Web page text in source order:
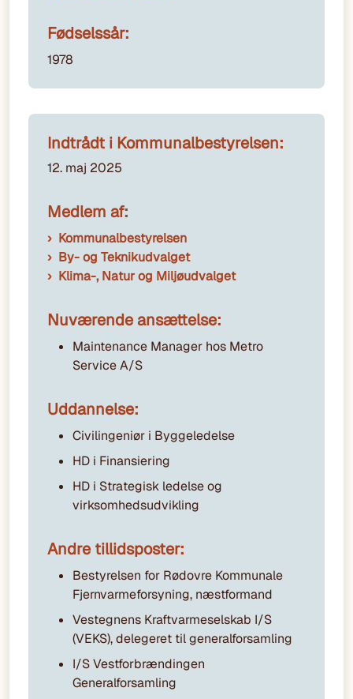
Fødselssår:
1978
Indtrådt i Kommunalbestyrelsen:
12. maj 2025
Medlem af:
Kommunalbestyrelsen
By- og Teknikudvalget
Klima-, Natur og Miljøudvalget
Nuværende ansættelse:
Maintenance Manager hos Metro
Service A/S
Uddannelse:
Civilingeniør i Byggeledelse
HD i Finansiering
HD i Strategisk ledelse og
virksomhedsudvikling
Andre tillidsposter:
Bestyrelsen for Rødovre Kommunale
Fjernvarmeforsyning, næstformand
Vestegnens Kraftvarmeselskab I/S
(VEKS), delegeret til generalforsamling
I/S Vestforbrændingen
Generalforsamling